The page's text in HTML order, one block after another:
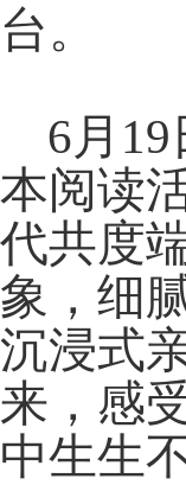
台。
6月
本阅读
代共度
象，细
沉浸式
来，感
中生生